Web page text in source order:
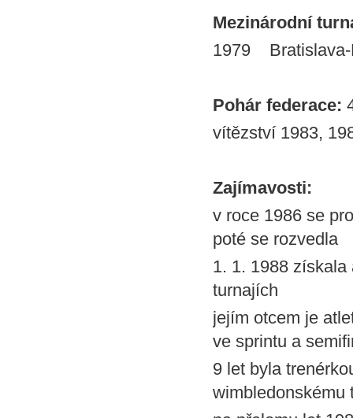
Mezinárodní
1979 Bratislava-
Pohár federace:
vítězství 1983,
Zajímavosti:
v roce 1986 se
poté se rozvedla
1. 1. 1988
turnajích
jejím otcem je
ve sprintu a
9 let byla
wimbledonskému